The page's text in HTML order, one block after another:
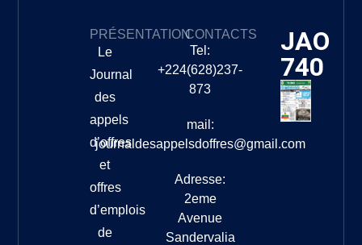
PRÉSENTATION
Le
Journal
des
appels
d’offres
et
offres
d’emplois
de
CONTACTS
Tel:
+224(628)237-
873
mail:
journaldesappelsdoffres@gmail.com
Adresse:
2eme
Avenue
Sandervalia
JAO
740